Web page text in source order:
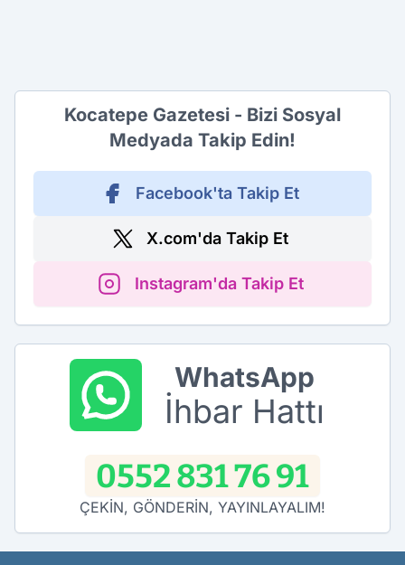
Kocatepe Gazetesi - Bizi Sosyal
Medyada Takip Edin!
Facebook'ta Takip Et
X.com'da Takip Et
Instagram'da Takip Et
WhatsApp
İhbar Hattı
0552 831 76 91
ÇEKİN, GÖNDERİN, YAYINLAYALIM!